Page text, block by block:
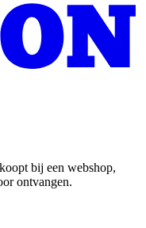
bij een webshop,
ontvangen.